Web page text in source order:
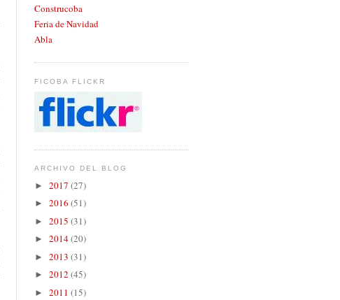
Construcoba
Feria de Navidad
Abla
FICOBA FLICKR
ARCHIVO DEL BLOG
► 2017 (27)
► 2016 (51)
► 2015 (31)
► 2014(20)
► 2013 (31)
► 2012 (45)
► 2011 (15)